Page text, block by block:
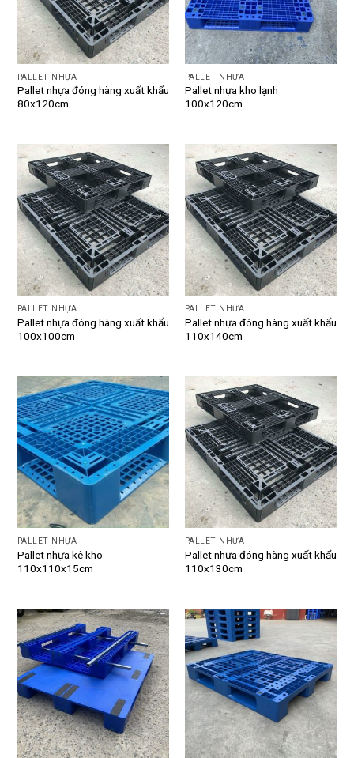
PALLET NHỰA
Pallet nhựa đóng hàng xuất khẩu
80x120cm
PALLET NHỰA
Pallet nhựa kho lạnh
100x120cm
PALLET NHỰA
Pallet nhựa đóng hàng xuất khẩu
100x100cm
PALLET NHỰA
Pallet nhựa đóng hàng xuất khẩu
110x140cm
PALLET NHỰA
Pallet nhựa kê kho
110x110x15cm
PALLET NHỰA
Pallet nhựa đóng hàng xuất khẩu
110x130cm